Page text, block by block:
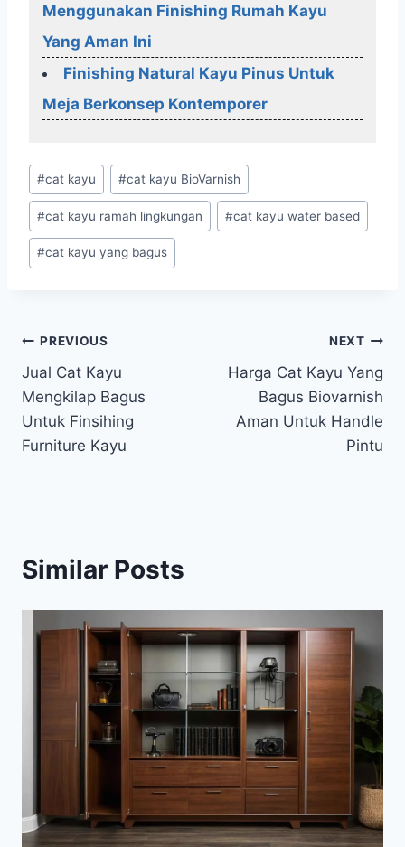
Menggunakan Finishing Rumah Kayu
Yang Aman Ini
Finishing Natural Kayu Pinus Untuk
Meja Berkonsep Kontemporer
Post
Tags:
#cat kayu #cat kayu BioVarnish
#cat kayu ramah lingkungan #cat kayu water based
#cat kayu yang bagus
Post
navigation
PREVIOUS
Jual Cat Kayu
Mengkilap Bagus
Untuk Finsihing
Furniture Kayu
NEXT
Harga Cat Kayu Yang
Bagus Biovarnish
Aman Untuk Handle
Pintu
Similar Posts